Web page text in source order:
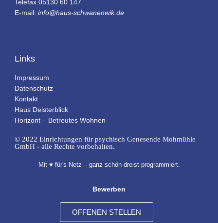
Telefax 05130 60 147
E-mail: info@haus-schwanenwik.de
Links
Impressum
Datenschutz
Kontakt
Haus Deisterblick
Horizont – Betreutes Wohnen
© 2022 Einrichtungen für psychisch Genesende Mohmühle
GmbH - alle Rechte vorbehalten.
Mit ♥ für's Netz – ganz schön dreist programmiert.
Bewerben
OFFENEN STELLEN